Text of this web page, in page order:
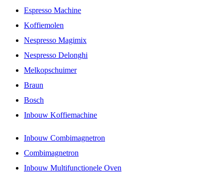
Espresso Machine
Koffiemolen
Nespresso Magimix
Nespresso Delonghi
Melkopschuimer
Braun
Bosch
Inbouw Koffiemachine
Inbouw Combimagnetron
Combimagnetron
Inbouw Multifunctionele Oven